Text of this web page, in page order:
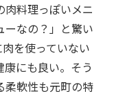
肉料理っぽいメニ
ーなの？」と驚い
を使っていない
にも良い。そう
柔軟性も元町の特